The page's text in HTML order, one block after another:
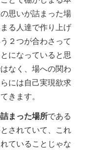
思いが詰まった場
る人達で作り上げ
２つが合わさって
になっていると思
なく、場への関わ
には自己実現欲求
きます。
まった場所である
されていて、これ
ていることじゃな